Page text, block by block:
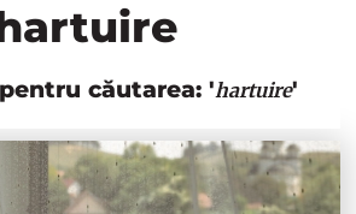
căutarea: 'hartuire'